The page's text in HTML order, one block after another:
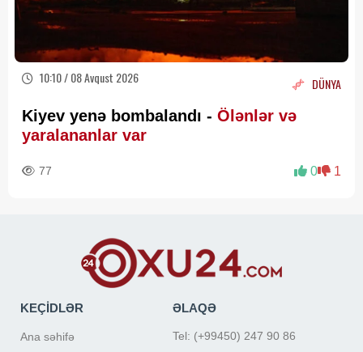
10:10 / 08 Avqust 2026 DÜNYA
Kiyev yenə bombalandı - Ölənlər və
yaralananlar var
77 0 1
KEÇİDLƏR
Ana səhifə
ƏLAQƏ
Tel: (+99450) 247 90 86